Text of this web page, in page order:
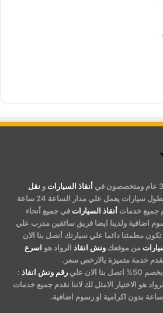
أنقاذ السيارات و نقل
والمعدات ولدينا اسطول سيارات يعمل علي مدار الساعة 24 ساعة
جميع خدمات أنقاذ السيارات في جميع أنحاء
اضافية ولدينا ايضا فريق سائقين مدرب علي
مطمئنا دائما علي سيارتك أتصل بنا الان
من موقعك ونش انقاذ الرواد هو اسرع
خدمة متميزة بالارخص سعر.
بخصم 50% اتصل بنا الان علي رقم ونش انقاذ :
هو الاختيار الامثل لك لاننا نقدم جميع خدمات